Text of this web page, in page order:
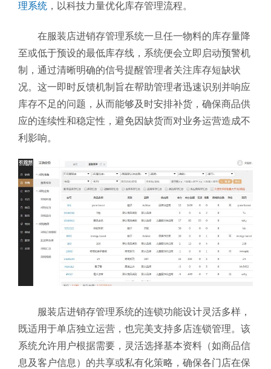
理系统 ，以科技力量优化库存管理流程。
在服装店进销存管理系统一旦任一物料的库存量降
至或低于预设的最低库存线，系统便会立即启动预警机
制，通过清晰明确的信号提醒管理者关注库存短缺状
况。这一即时反馈机制旨在帮助管理者迅速识别并响应
库存不足的问题，从而能够及时安排补货，确保商品供
应的连续性和稳定性，避免因缺货而对业务运营造成不
利影响。
服装店进销存管理系统的连锁功能设计灵活多样，
既适用于单店独立运营，也完美支持多店连锁管理。该
系统允许用户根据需要，灵活选择基本资料（如商品信
息及客户信息）的共享或私有化策略，确保各门店在保